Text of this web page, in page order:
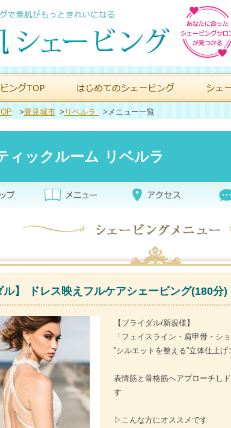
>豊見城市 > リベルラ > メニュー一覧
ィックルーム リベルラ
ル】 ドレス映えフルケアシェービング(180分)
【ブライダル/新規様】
「フェイスライン・肩甲骨・シ
“シルエットを整える”立体仕上
表情筋と骨格筋へアプローチし
す
▷こんな方にオススメです